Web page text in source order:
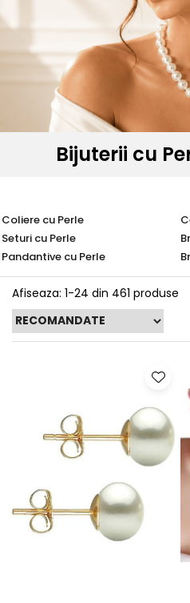
Seturi Perle cu Argint
Brățări cu Perle
Pandantive cu Perle
Brose cu Perle
Bijuterii cu
Coliere cu Perle
Seturi cu Perle
Pandantive cu Perle
Afiseaza: 1-24 din 461 produse